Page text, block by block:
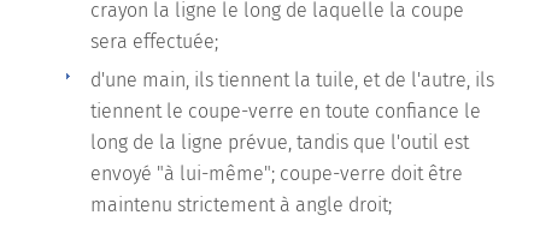
crayon la ligne le long de laquelle la coupe
sera effectuée;
d'une main, ils tiennent la tuile, et de l'autre, ils
tiennent le coupe-verre en toute confiance le
long de la ligne prévue, tandis que l'outil est
envoyé "à lui-même"; coupe-verre doit être
maintenu strictement à angle droit;